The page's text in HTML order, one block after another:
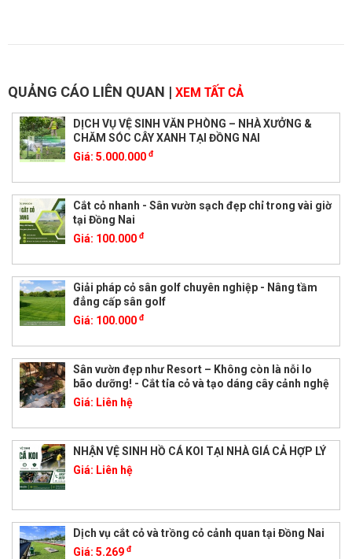
QUẢNG CÁO LIÊN QUAN | XEM TẤT CẢ
DỊCH VỤ VỆ SINH VĂN PHÒNG – NHÀ XƯỞNG &
CHĂM SÓC CÂY XANH TẠI ĐỒNG NAI
Giá: 5.000.000 đ
Cắt cỏ nhanh - Sân vườn sạch đẹp chỉ trong vài giờ
tại Đồng Nai
Giá: 100.000 đ
Giải pháp cỏ sân golf chuyên nghiệp - Nâng tầm
đẳng cấp sân golf
Giá: 100.000 đ
Sân vườn đẹp như Resort – Không còn là nỗi lo
bão dưỡng! - Cắt tỉa cỏ và tạo dáng cây cảnh nghệ
Giá: Liên hệ
NHẬN VỆ SINH HỒ CÁ KOI TẠI NHÀ GIÁ CẢ HỢP LÝ
Giá: Liên hệ
Dịch vụ cắt cỏ và trồng cỏ cảnh quan tại Đồng Nai
Giá: 5.269 đ